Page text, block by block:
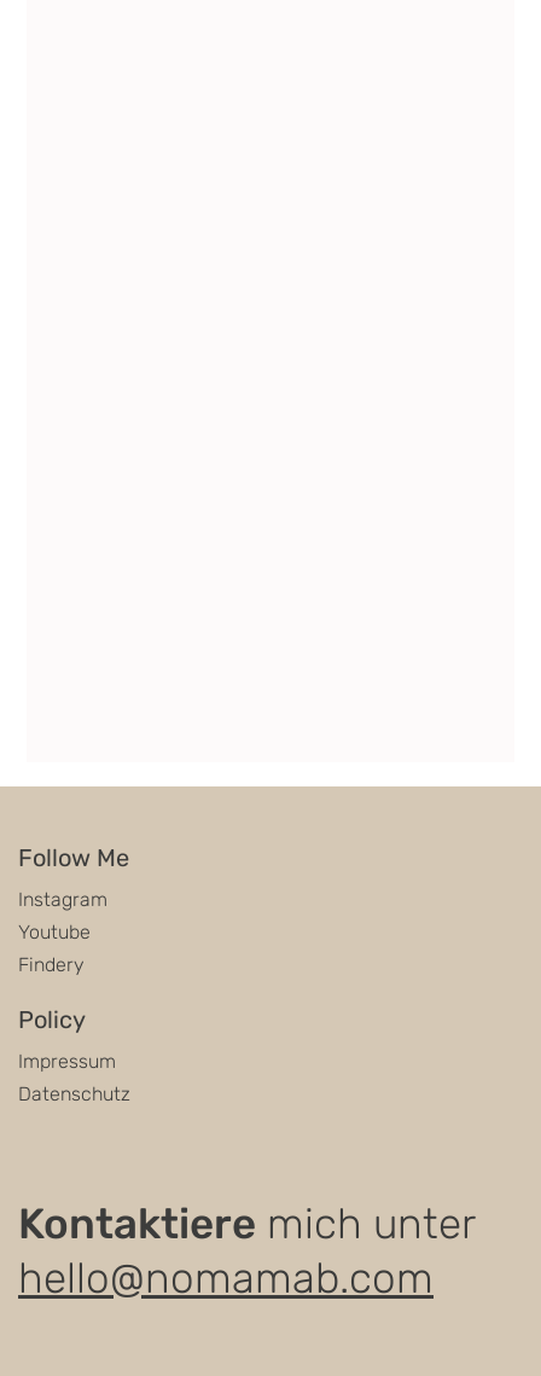
Kontaktiere mich unter
hello@nomamab.com
Follow Me
Instagram
Youtube
Findery
Policy
Impressum
Datenschutz